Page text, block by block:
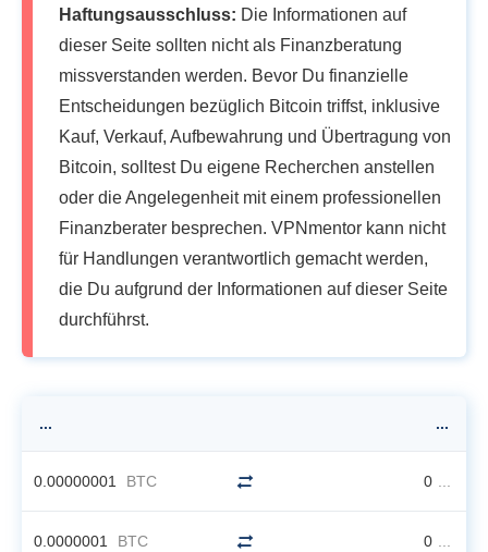
Haftungsausschluss: Die Informationen auf
dieser Seite sollten nicht als Finanzberatung
missverstanden werden. Bevor Du finanzielle
Entscheidungen bezüglich Bitcoin triffst, inklusive
Kauf, Verkauf, Aufbewahrung und Übertragung von
Bitcoin, solltest Du eigene Recherchen anstellen
oder die Angelegenheit mit einem professionellen
Finanzberater besprechen. VPNmentor kann nicht
für Handlungen verantwortlich gemacht werden,
die Du aufgrund der Informationen auf dieser Seite
durchführst.
... ...
0.00000001 BTC 0 ...
0.0000001 BTC 0 ...